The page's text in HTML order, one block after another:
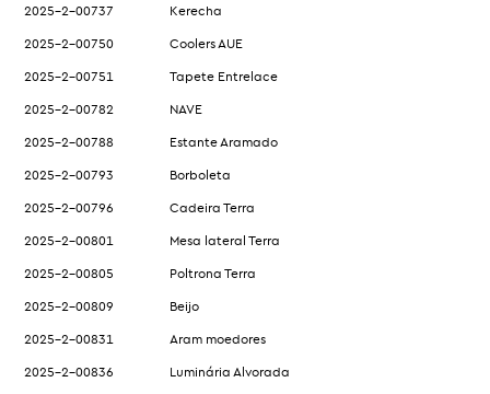
2025-2-00737
Kerecha
2025-2-00750
Coolers AUE
2025-2-00751
Tapete Entrelace
2025-2-00782
NAVE
2025-2-00788
Estante Aramado
2025-2-00793
Borboleta
2025-2-00796
Cadeira Terra
2025-2-00801
Mesa lateral Terra
2025-2-00805
Poltrona Terra
2025-2-00809
Beijo
2025-2-00831
Aram moedores
2025-2-00836
Luminária Alvorada